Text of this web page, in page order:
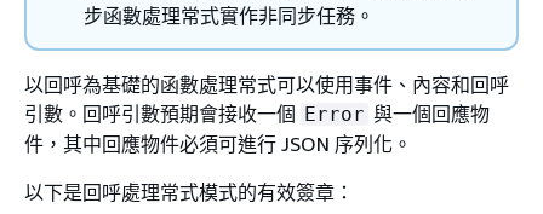
步函數處理常式實作非同步任務。
以回呼為基礎的函數處理常式可以使用事件、內容和回呼
引數。回呼引數預期會接收一個 Error 與一個回應物
件，其中回應物件必須可進行 JSON 序列化。
以下是回呼處理常式模式的有效簽章：